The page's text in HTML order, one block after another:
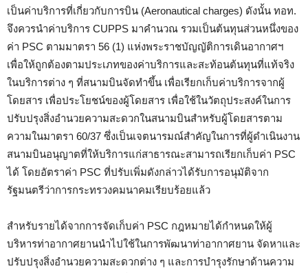
เป็นค่าบริการที่เกี่ยวกับการบิน (Aeronautical charges) ดังนั้น ทอท.
จึงควรนำค่าบริการ CUPPS มาคำนวณ รวมเป็นต้นทุนส่วนหนึ่งของ
ค่า PSC ตามมาตรา 56 (1) แห่งพระราชบัญญัติการเดินอากาศฯ
เพื่อให้ถูกต้องตามประเภทของค่าบริการและสะท้อนต้นทุนที่แท้จริง
ในบริการต่าง ๆ ที่สนามบินจัดทำขึ้น เพื่อเรียกเก็บค่าบริการจากผู้
โดยสาร เพื่อประโยชน์ของผู้โดยสาร เพื่อใช้ในวัตถุประสงค์ในการ
ปรับปรุงสิ่งอำนวยความสะดวกในสนามบินสำหรับผู้โดยสารตาม
ความในมาตรา 60/37 ซึ่งเป็นเจตนารมณ์สำคัญในการที่ผู้ดำเนินงาน
สนามบินอนุญาตที่ให้บริการแก่สาธารณะสามารถเรียกเก็บค่า PSC
ได้ โดยอัตราค่า PSC ที่ปรับเพิ่มดังกล่าวได้รับการอนุมัติจาก
รัฐมนตรีว่าการกระทรวงคมนาคมเรียบร้อยแล้ว
สำหรับรายได้จากการจัดเก็บค่า PSC กฎหมายได้กำหนดให้ผู้
บริหารท่าอากาศยานนำไปใช้ในการพัฒนาท่าอากาศยาน จัดหาและ
ปรับปรุงสิ่งอำนวยความสะดวกต่าง ๆ และการบำรุงรักษาด้านความ